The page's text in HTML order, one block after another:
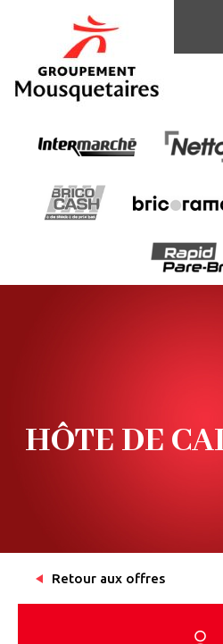
HÔTE
DE
CAISSE
(H/F)
HÔTE DE
Retour aux offres